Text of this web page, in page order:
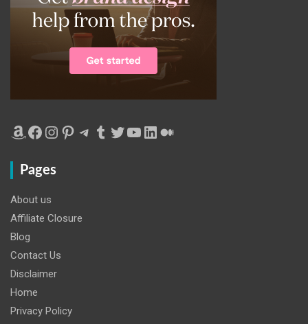
Amazon
Facebook
Instagram
Pinterest
Telegram
Tumblr
Twitter
YouTube
LinkedIn
Medium
Pages
About us
Affiliate Closure
Blog
Contact Us
Disclaimer
Home
Privacy Policy